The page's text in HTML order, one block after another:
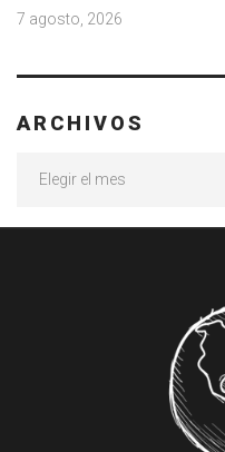
7 agosto, 2026
ARCHIVOS